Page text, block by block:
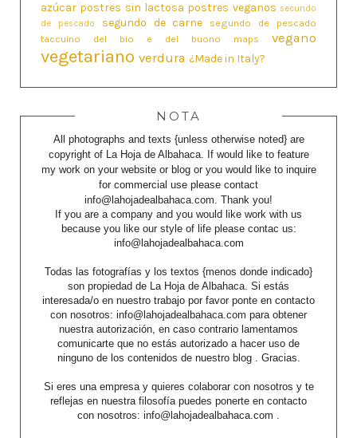
azúcar postres sin lactosa postres veganos secundo
de pescado
segundo de carne
segundo de pescado
taccuino del bio e del buono maps
vegano
vegetariano verdura ¿Made in Italy?
NOTA
All photographs and texts {unless otherwise noted} are
copyright of La Hoja de Albahaca. If would like to feature
my work on your website or blog or you would like to inquire
for commercial use please contact
info@lahojadealbahaca.com. Thank you!
If you are a company and you would like work with us
because you like our style of life please contac us:
info@lahojadealbahaca.com
Todas las fotografías y los textos {menos donde indicado}
son propiedad de La Hoja de Albahaca. Si estás
interesada/o en nuestro trabajo por favor ponte en contacto
con nosotros: info@lahojadealbahaca.com para obtener
nuestra autorización, en caso contrario lamentamos
comunicarte que no estás autorizado a hacer uso de
ninguno de los contenidos de nuestro blog . Gracias.
Si eres una empresa y quieres colaborar con nosotros y te
reflejas en nuestra filosofía puedes ponerte en contacto
con nosotros: info@lahojadealbahaca.com .